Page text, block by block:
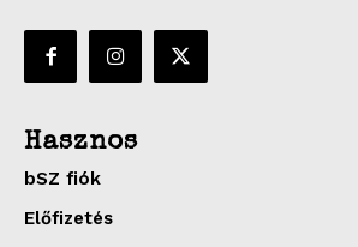
Hasznos
bSZ fiók
Előfizetés